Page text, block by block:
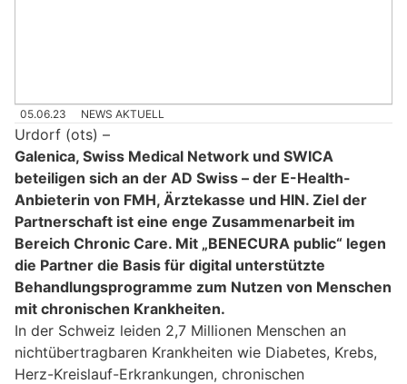
05.06.23 NEWS AKTUELL
Urdorf (ots) –
Galenica, Swiss Medical Network und SWICA
beteiligen sich an der AD Swiss – der E-Health-
Anbieterin von FMH, Ärztekasse und HIN. Ziel der
Partnerschaft ist eine enge Zusammenarbeit im
Bereich Chronic Care. Mit „BENECURA public“ legen
die Partner die Basis für digital unterstützte
Behandlungsprogramme zum Nutzen von Menschen
mit chronischen Krankheiten.
In der Schweiz leiden 2,7 Millionen Menschen an
nichtübertragbaren Krankheiten wie Diabetes, Krebs,
Herz-Kreislauf-Erkrankungen, chronischen